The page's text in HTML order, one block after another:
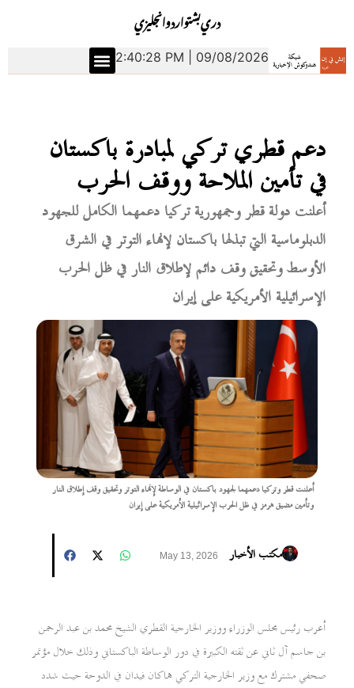
انجليزياردوبشتودري
2:40:28 PM | 09/08/2026
دعم قطري تركي لمبادرة باكستان
في تأمين الملاحة ووقف الحرب
أعلنت دولة قطر وجمهورية تركيا دعمهما الكامل للجهود
الدبلوماسية التي تبذلها باكستان لإنهاء التوتر في الشرق
الأوسط وتحقيق وقف دائم لإطلاق النار في ظل الحرب
الإسرائيلية الأمريكية على إيران
أعلنت قطر وتركيا دعمهما لجهود باكستان في الوساطة لإنهاء التوتر وتحقيق وقف إطلاق النار
وتأمين مضيق هرمز في ظل الحرب الإسرائيلية الأمريكية على إيران
مكتب الأخبار May 13, 2026
أعرب رئيس مجلس الوزراء ووزير الخارجية القطري الشيخ محمد بن عبد الرحمن
بن جاسم آل ثاني عن ثقته الكبيرة في دور الوساطة الباكستاني وذلك خلال مؤتمر
صحفي مشترك مع وزير الخارجية التركي هاكان فيدان في الدوحة حيث شدد